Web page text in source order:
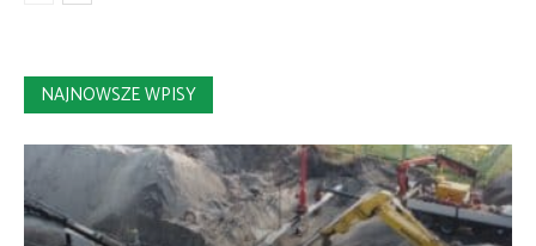
NAJNOWSZE WPISY